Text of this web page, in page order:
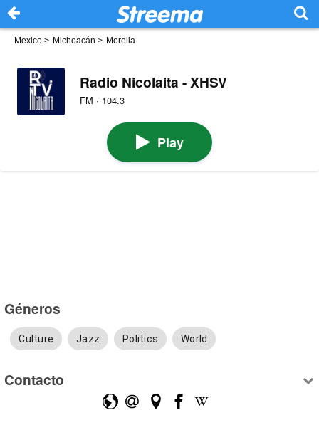
Mexico > Michoacán > Morelia
Radio Nicolaita - XHSV
FM · 104.3
Play
Géneros
Culture Jazz Politics World
Contacto